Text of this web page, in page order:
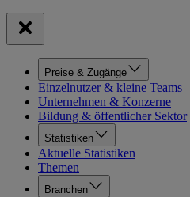
Preise & Zugänge
Einzelnutzer & kleine Teams
Unternehmen & Konzerne
Bildung & öffentlicher Sektor
Statistiken
Aktuelle Statistiken
Themen
Branchen